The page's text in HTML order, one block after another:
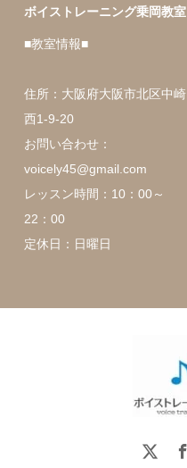
ボイストレーニング乗岡教室
■教室情報■
住所：大阪府大阪市北区中崎
西1-9-20
お問い合わせ：
voicely45@gmail.com
レッスン時間：10：00～
22：00
定休日：日曜日